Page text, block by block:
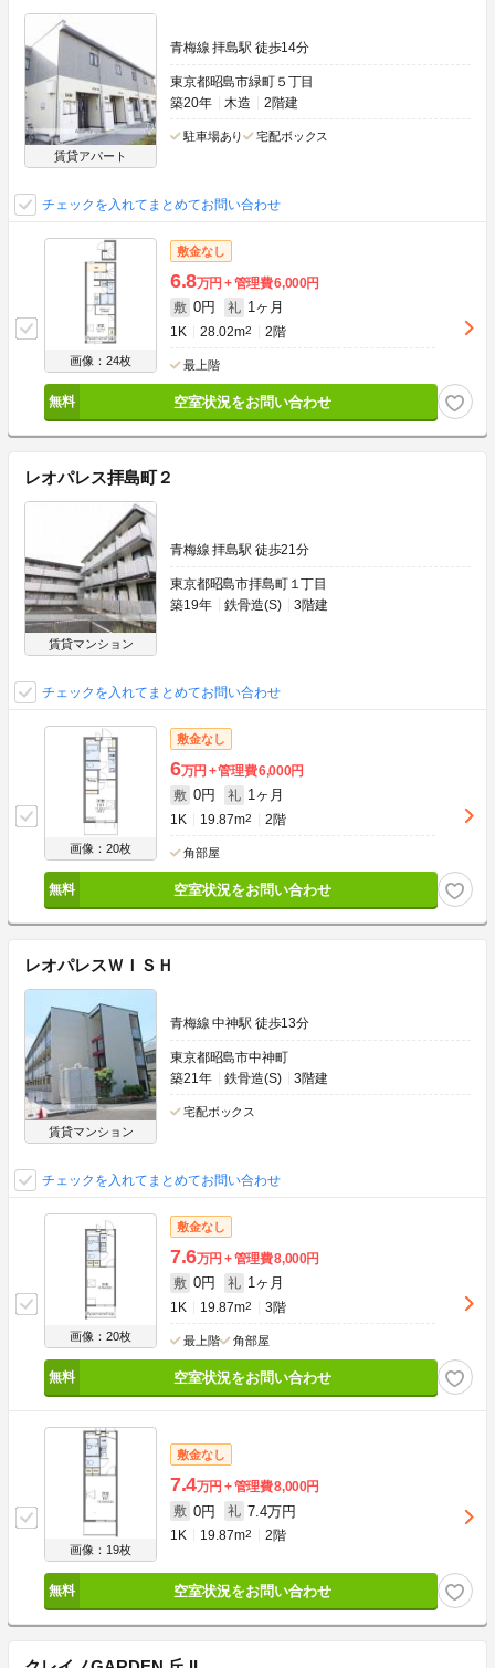
賃貸アパート
青梅線 拝島駅 徒歩14分
東京都昭島市緑町５丁目
築20年
木造 2階建
駐車場あり 宅配ボックス
チェックを入れてまとめてお問い合わせ
画像：24枚
敷金なし
6.8万円 管理費6,000円
敷 0円 礼 1ヶ月
1K 28.02m2 2階
最上階
空室状況をお問い合わせ
レオパレス拝島町２
賃貸マンション
青梅線 拝島駅 徒歩21分
東京都昭島市拝島町１丁目
築19年
鉄骨造(S) 3階建
チェックを入れてまとめてお問い合わせ
画像：20枚
敷金なし
6万円 管理費6,000円
敷 0円 礼 1ヶ月
1K 19.87m2 2階
角部屋
空室状況をお問い合わせ
レオパレスＷＩＳＨ
賃貸マンション
青梅線 中神駅 徒歩13分
東京都昭島市中神町
築21年
鉄骨造(S) 3階建
宅配ボックス
チェックを入れてまとめてお問い合わせ
画像：20枚
敷金なし
7.6万円 管理費8,000円
敷 0円 礼 1ヶ月
1K 19.87m2 3階
最上階 角部屋
空室状況をお問い合わせ
画像：19枚
敷金なし
7.4万円 管理費8,000円
敷 0円 礼 7.4万円
1K 19.87m2 2階
空室状況をお問い合わせ